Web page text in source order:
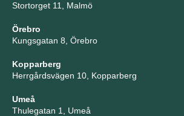
Stortorget 11, Malmö
Örebro
Kungsgatan 8, Örebro
Kopparberg
Herrgårdsvägen 10, Kopparberg
Umeå
Thulegatan 1, Umeå